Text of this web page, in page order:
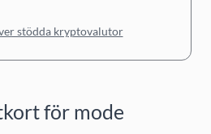
stödda kryptovalutor
för mode